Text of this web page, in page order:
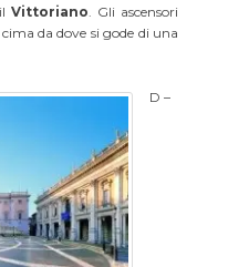
ilVittoriano . Gli ascensori
da dove si gode di una
D –